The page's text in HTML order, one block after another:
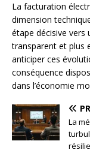
La facturation
dimension
étape décisive vers
transparent et plus
anticiper ces
conséquence
dans l’économie
La